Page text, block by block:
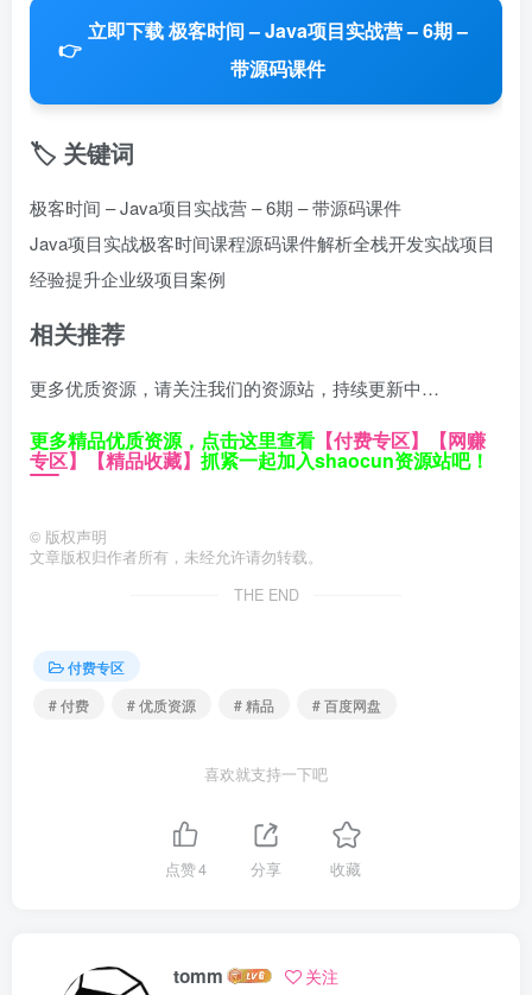
👉
立即下载 极客时间 – Java项目实战营 – 6期 –
带源码课件
🏷️ 关键词
极客时间 – Java项目实战营 – 6期 – 带源码课件
Java项目实战极客时间课程源码课件解析全栈开发实战项目
经验提升企业级项目案例
相关推荐
更多优质资源，请关注我们的资源站，持续更新中…
更多精品优质资源，点击这里查看 【付费专区】 【网赚
专区】 【精品收藏】 抓紧一起加入shaocun资源站吧！
© 版权声明
文章版权归作者所有，未经允许请勿转载。
THE END
付费专区
# 付费
# 优质资源 # 精品 # 百度网盘
喜欢就支持一下吧
点赞4 分享 收藏
tomm 关注